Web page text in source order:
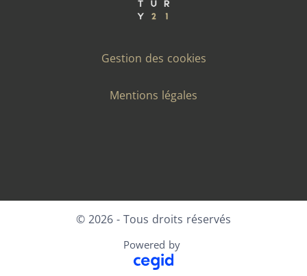
Gestion des cookies
Mentions légales
© 2026 - Tous droits réservés
Powered by